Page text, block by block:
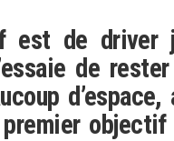
de driver
de
objectif